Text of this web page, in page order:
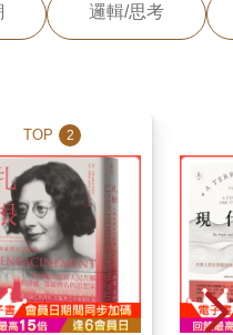
邏輯/思考
TOP 2